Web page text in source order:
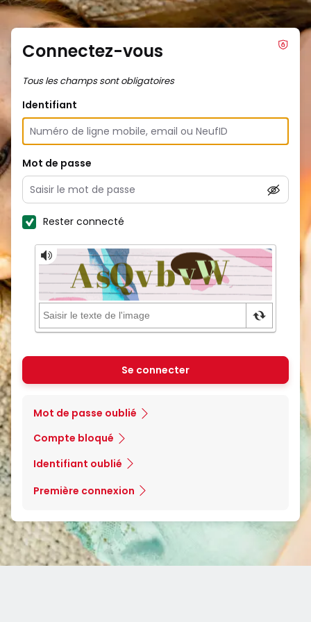
Connectez-vous
Tous les champs sont obligatoires
Identifiant
Mot de passe
Rester connecté
Se connecter
Mot de passe oublié
Compte bloqué
Identifiant oublié
Première connexion